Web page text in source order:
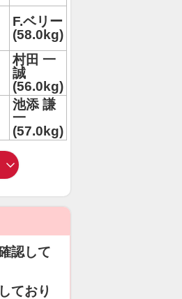
F.ベリー
(58.0kg)
村田 一
誠
(56.0kg)
池添 謙
一
(57.0kg)
認して
ており